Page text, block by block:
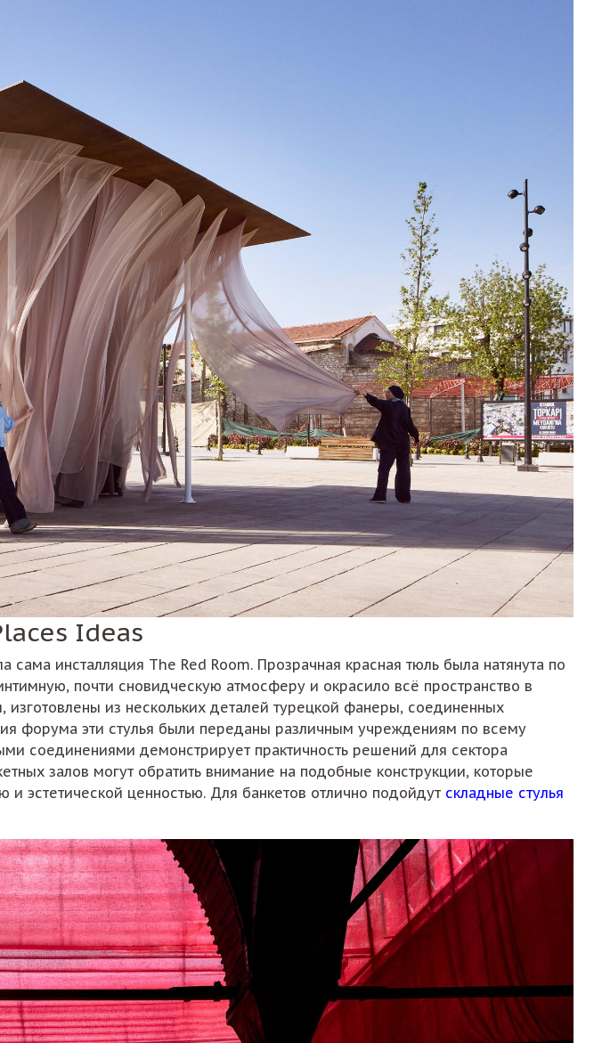
Ideas
инсталляция The Red Room. Прозрачная красная тюль была натянута по
почти сновидческую атмосферу и окрасило всё пространство в
из нескольких деталей турецкой фанеры, соединенных
форума эти стулья были переданы различным учреждениям по всему
соединениями демонстрирует практичность решений для сектора
залов могут обратить внимание на подобные конструкции, которые
эстетической ценностью. Для банкетов отлично подойдут складные стулья